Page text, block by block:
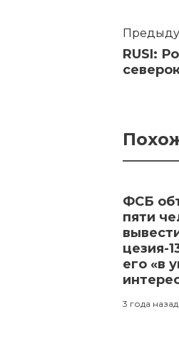
RUSI:
ФСБ
пяти
цезия-
его «в
3 года назад